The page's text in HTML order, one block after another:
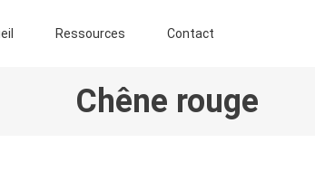
DE CHIMAY ASBL
Ressources Contact
Chêne rouge